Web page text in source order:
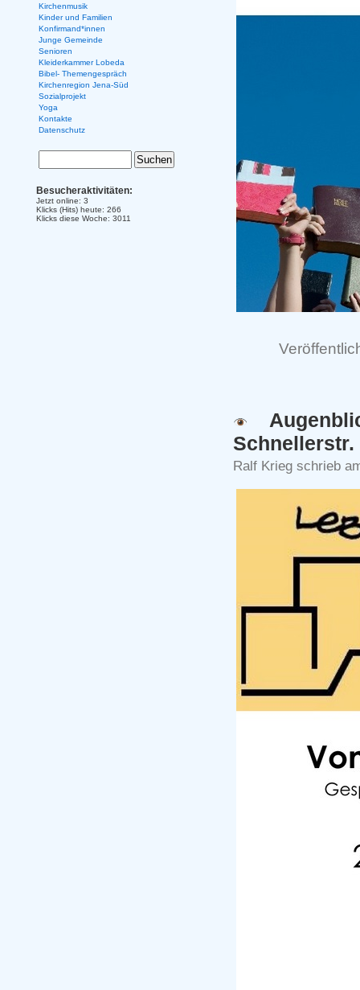
Schnellerstr.
Ralf Krieg schrieb
Kirchenmusik
Kinder und Familien
Konfirmand*innen
Junge Gemeinde
Senioren
Kleiderkammer Lobeda
Bibel- Themengespräch
Kirchenregion Jena-Süd
Sozialprojekt
Yoga
Kontakte
Datenschutz
Besucheraktivitäten:
Jetzt online: 3
Klicks (Hits) heute: 266
Klicks diese Woche: 3011